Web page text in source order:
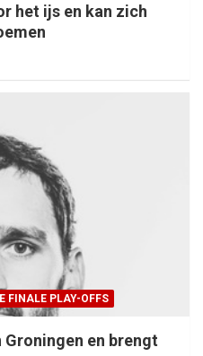
het ijs en kan zich
FINALE PLAY-OFFS
en brengt